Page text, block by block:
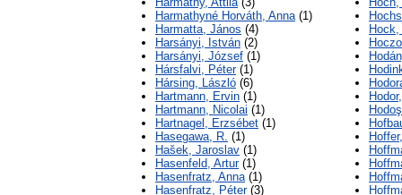
Harmathyné Horváth, Anna(1)
Harmatta, János (4)
Harsányi, István (2)
Harsányi, József (1)
Hársfalvi, Péter(1)
Hársing, László (6)
Hartmann, Ervin (1)
Hartmann, Nicolai (1)
Hartnagel, Erzsébet (1)
Hasegawa, R. (1)
Hašek, Jaroslav (1)
Hasenfeld, Artur(1)
Hasenfratz, Anna(1)
Hasenfratz, Péter(3)